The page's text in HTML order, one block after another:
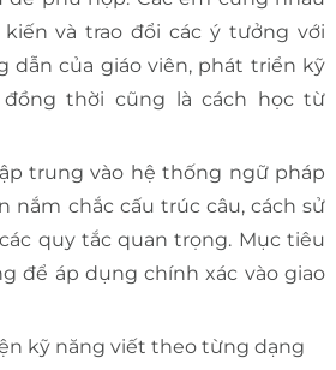
và trao đổi các ý tưởng với
dẫn của giáo viên, phát triển kỹ
thời cũng là cách học từ
trung vào hệ thống ngữ pháp
nắm chắc cấu trúc câu, cách sử
quy tắc quan trọng. Mục tiêu
để áp dụng chính xác vào giao
kỹ năng viết theo từng dạng